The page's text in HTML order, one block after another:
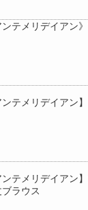
ンテメリデイアン
ンテメリデイアン
ンテメリデイアン
ブラウス